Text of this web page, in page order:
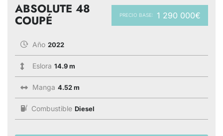
PRECIO BASE: 1 290 000€
ABSOLUTE 48
COUPÉ
Año 2022
Eslora 14.9 m
Manga 4.52 m
Combustible Diesel